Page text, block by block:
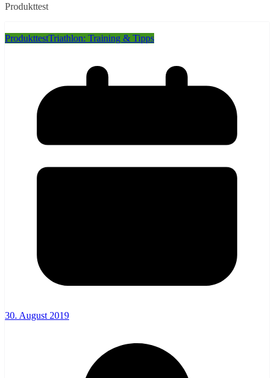
Produkttest
ProdukttestTriathlon: Training & Tipps
30. August 2019